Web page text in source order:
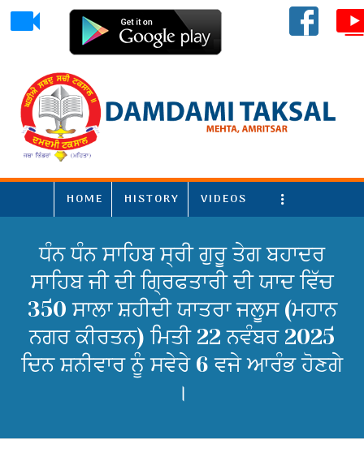
HOME HISTORY VIDEOS More
ਧੰਨ ਧੰਨ ਸਾਹਿਬ ਸ੍ਰੀ ਗੁਰੂ ਤੇਗ ਬਹਾਦਰ
ਸਾਹਿਬ ਜੀ ਦੀ ਗ੍ਰਿਫਤਾਰੀ ਦੀ ਯਾਦ ਵਿੱਚ
350 ਸਾਲਾ ਸ਼ਹੀਦੀ ਯਾਤਰਾ ਜਲੂਸ (ਮਹਾਨ
ਨਗਰ ਕੀਰਤਨ) ਮਿਤੀ 22 ਨਵੰਬਰ 2025
ਦਿਨ ਸ਼ਨੀਵਾਰ ਨੂੰ ਸਵੇਰੇ 6 ਵਜੇ ਆਰੰਭ ਹੋਣਗੇ
।